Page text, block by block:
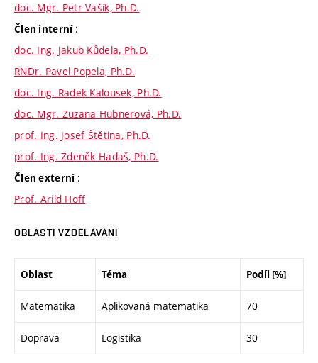
doc. Mgr. Petr Vašík, Ph.D.
Člen interní :
doc. Ing. Jakub Kůdela, Ph.D.
RNDr. Pavel Popela, Ph.D.
doc. Ing. Radek Kalousek, Ph.D.
doc. Mgr. Zuzana Hübnerová, Ph.D.
prof. Ing. Josef Štětina, Ph.D.
prof. Ing. Zdeněk Hadaš, Ph.D.
Člen externí :
Prof. Arild Hoff
OBLASTI VZDĚLÁVÁNÍ
Oblast Téma Podíl [%]
Matematika Aplikovaná matematika 70
Doprava Logistika 30